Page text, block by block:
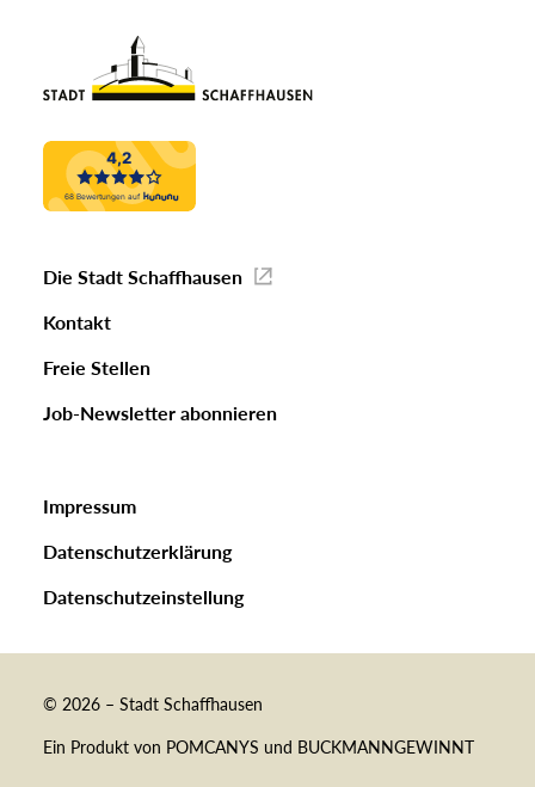
Die Stadt Schaffhausen
Kontakt
Freie Stellen
Job-Newsletter abonnieren
Impressum
Datenschutzerklärung
Datenschutzeinstellung
© 2026 – Stadt Schaffhausen
Ein Produkt von POMCANYS und BUCKMANNGEWINNT